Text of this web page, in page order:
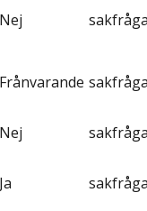
Nej
Frånvarande
Nej
Ja